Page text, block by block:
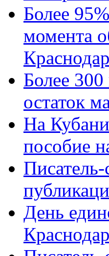
Более
момента
Более 300
остаток
На
пособие
День